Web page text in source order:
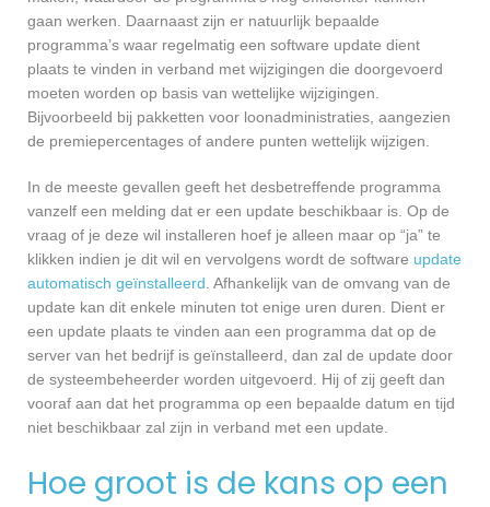
gaan werken. Daarnaast zijn er natuurlijk bepaalde
programma’s waar regelmatig een software update dient
plaats te vinden in verband met wijzigingen die doorgevoerd
moeten worden op basis van wettelijke wijzigingen.
Bijvoorbeeld bij pakketten voor loonadministraties, aangezien
de premiepercentages of andere punten wettelijk wijzigen.
In de meeste gevallen geeft het desbetreffende programma
vanzelf een melding dat er een update beschikbaar is. Op de
vraag of je deze wil installeren hoef je alleen maar op “ja” te
klikken indien je dit wil en vervolgens wordt de software update
automatisch geïnstalleerd . Afhankelijk van de omvang van de
update kan dit enkele minuten tot enige uren duren. Dient er
een update plaats te vinden aan een programma dat op de
server van het bedrijf is geïnstalleerd, dan zal de update door
de systeembeheerder worden uitgevoerd. Hij of zij geeft dan
vooraf aan dat het programma op een bepaalde datum en tijd
niet beschikbaar zal zijn in verband met een update.
Hoe groot is de kans op een